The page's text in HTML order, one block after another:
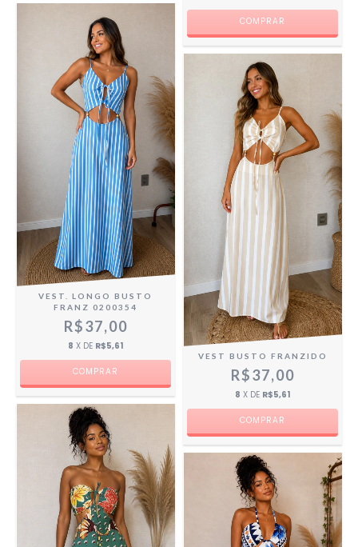
VEST. LONGO BUSTO
FRANZ 0200354
R$37,00
8 X DE R$5,61
VEST BUSTO FRANZIDO
R$37,00
8 X DE R$5,61